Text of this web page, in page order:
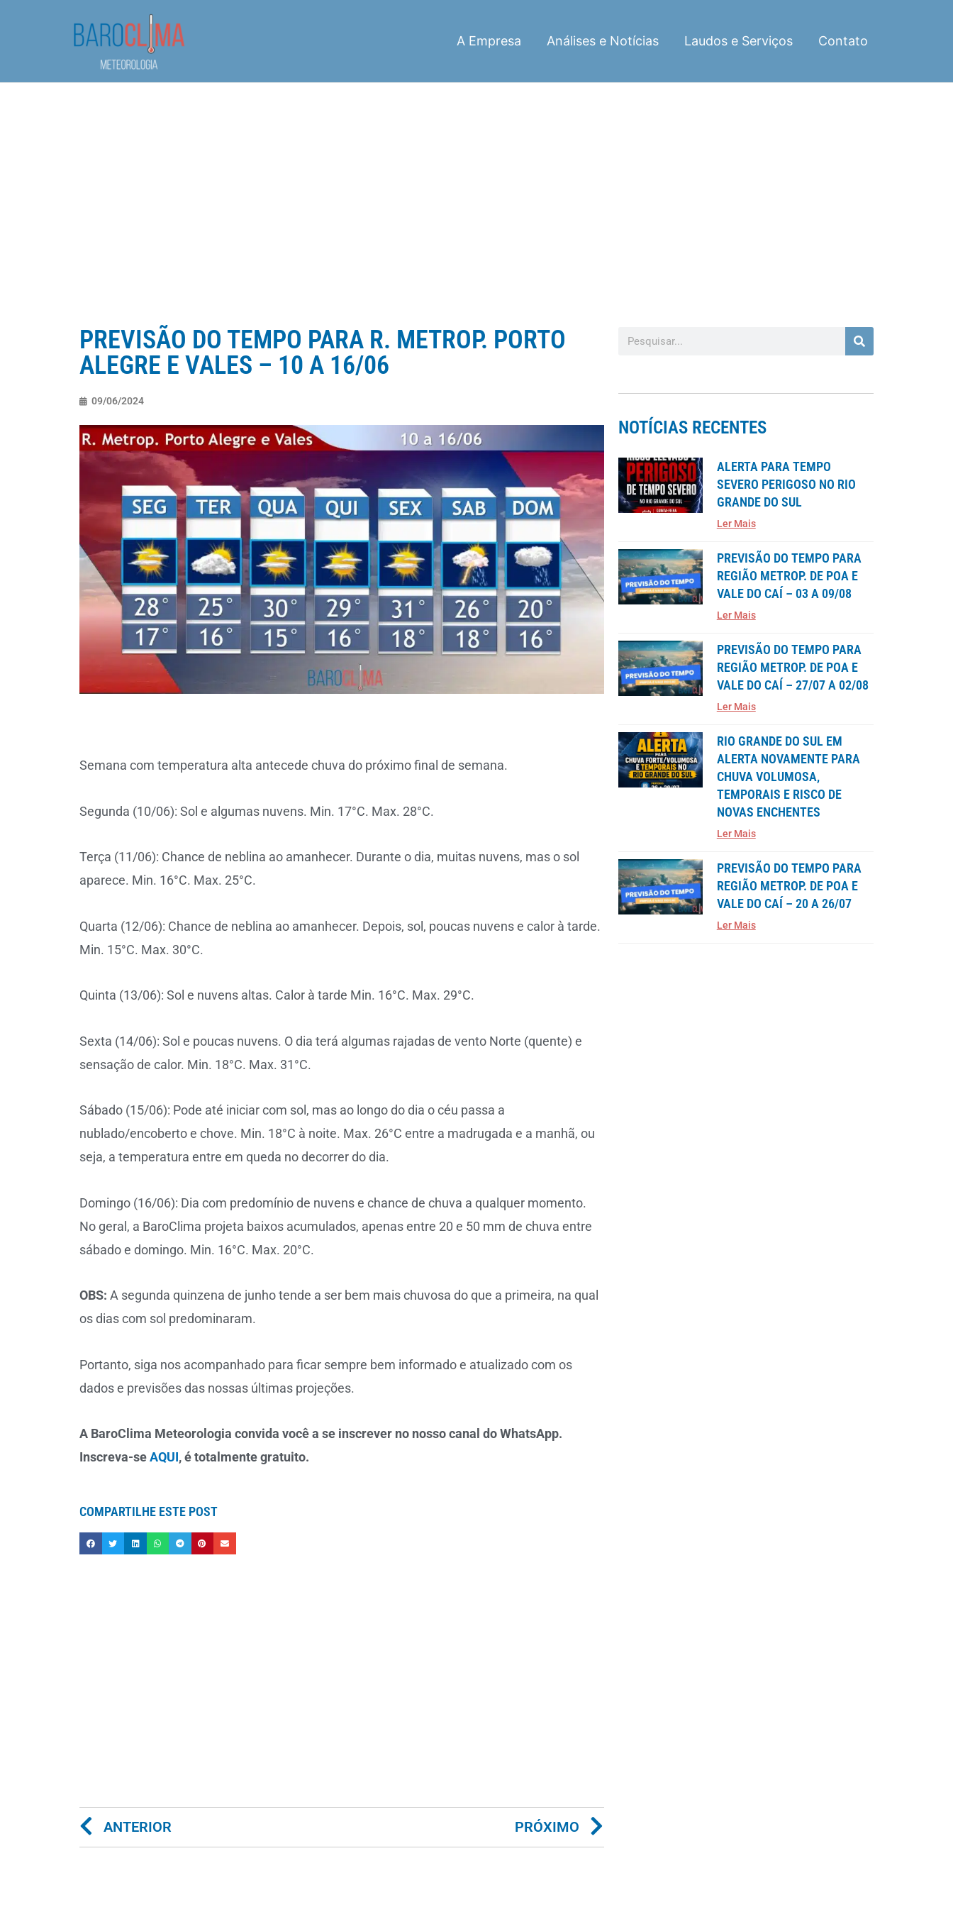
A Empresa Análises e Notícias Laudos e Serviços Contato
PREVISÃO DO TEMPO PARA R. METROP. PORTO
ALEGRE E VALES – 10 A 16/06
09/06/2024
Semana com temperatura alta antecede chuva do próximo final de semana.
Segunda (10/06): Sol e algumas nuvens. Min. 17°C. Max. 28°C.
Terça (11/06): Chance de neblina ao amanhecer. Durante o dia, muitas nuvens, mas o sol
aparece. Min. 16°C. Max. 25°C.
Quarta (12/06): Chance de neblina ao amanhecer. Depois, sol, poucas nuvens e calor à tarde.
Min. 15°C. Max. 30°C.
Quinta (13/06): Sol e nuvens altas. Calor à tarde Min. 16°C. Max. 29°C.
Sexta (14/06): Sol e poucas nuvens. O dia terá algumas rajadas de vento Norte (quente) e
sensação de calor. Min. 18°C. Max. 31°C.
Sábado (15/06): Pode até iniciar com sol, mas ao longo do dia o céu passa a
nublado/encoberto e chove. Min. 18°C à noite. Max. 26°C entre a madrugada e a manhã, ou
seja, a temperatura entre em queda no decorrer do dia.
Domingo (16/06): Dia com predomínio de nuvens e chance de chuva a qualquer momento.
No geral, a BaroClima projeta baixos acumulados, apenas entre 20 e 50 mm de chuva entre
sábado e domingo. Min. 16°C. Max. 20°C.
OBS: A segunda quinzena de junho tende a ser bem mais chuvosa do que a primeira, na qual
os dias com sol predominaram.
Portanto, siga nos acompanhado para ficar sempre bem informado e atualizado com os
dados e previsões das nossas últimas projeções.
A BaroClima Meteorologia convida você a se inscrever no nosso canal do WhatsApp.
Inscreva-seAQUI, é totalmente gratuito.
COMPARTILHE ESTE POST
ANTERIOR PRÓXIMO
NOTÍCIAS RECENTES
ALERTA PARA TEMPO
SEVERO PERIGOSO NO RIO
GRANDE DO SUL
Ler Mais
PREVISÃO DO TEMPO PARA
REGIÃO METROP. DE POA E
VALE DO CAÍ – 03 A 09/08
Ler Mais
PREVISÃO DO TEMPO PARA
REGIÃO METROP. DE POA E
VALE DO CAÍ – 27/07 A 02/08
Ler Mais
RIO GRANDE DO SUL EM
ALERTA NOVAMENTE PARA
CHUVA VOLUMOSA,
TEMPORAIS E RISCO DE
NOVAS ENCHENTES
Ler Mais
PREVISÃO DO TEMPO PARA
REGIÃO METROP. DE POA E
VALE DO CAÍ – 20 A 26/07
Ler Mais